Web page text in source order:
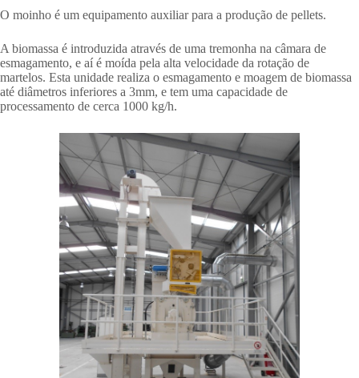
O moinho é um equipamento auxiliar para a produção de pellets.
A biomassa é introduzida através de uma tremonha na câmara de
esmagamento, e aí é moída pela alta velocidade da rotação de
martelos. Esta unidade realiza o esmagamento e moagem de biomassa
até diâmetros inferiores a 3mm, e tem uma capacidade de
processamento de cerca 1000 kg/h.